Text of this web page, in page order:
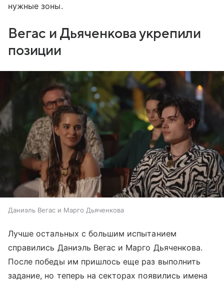
нужные зоны.
Вегас и Дьяченкова укрепили
позиции
Даниэль Вегас и Марго Дьяченкова
Лучше остальных с большим испытанием
справились Даниэль Вегас и Марго Дьяченкова.
После победы им пришлось еще раз выполнить
задание, но теперь на секторах появились имена